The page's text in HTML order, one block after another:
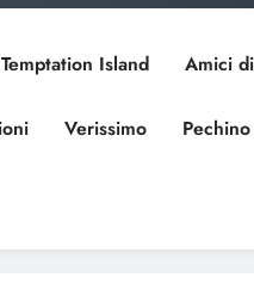
Temptation Island Amici
Verissimo